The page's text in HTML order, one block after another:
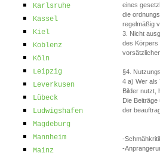
Karlsruhe
Kassel
Kiel
Koblenz
Köln
Leipzig
Leverkusen
Lübeck
Ludwigshafen
Magdeburg
Mannheim
Mainz
eines
die
regelmäßig
3. Nicht
des Körpers
§4.
4 a) Wer als
Bilder nutzt,
Die
der
-
-